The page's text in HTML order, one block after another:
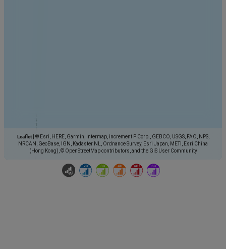
Leaflet
© Esri, HERE, Garmin, Intermap, increment P Corp., GEBCO, USGS, FAO, NPS,
NRCAN, GeoBase, IGN, Kadaster NL, Ordnance Survey, Esri Japan, METI, Esri China
(Hong Kong), © OpenStreetMap contributors, and the GIS User Community